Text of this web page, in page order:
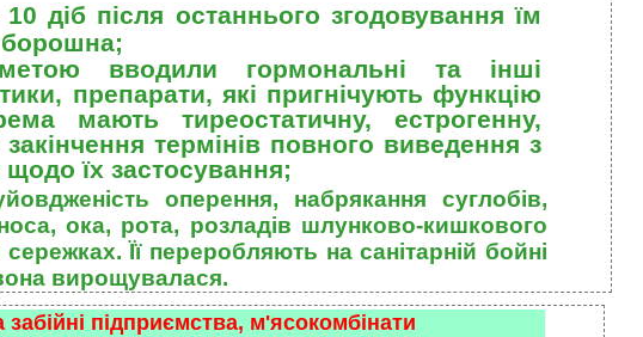
діб після останнього згодовування їм
борошна;
вводили гормональні та інші
препарати, які пригнічують функцію
мають тиреостатичну, естрогенну,
термінів повного виведення з
щодо їх застосування;
оперення, набрякання суглобів,
ока, рота, розладів шлунково-кишкового
Її переробляють на санітарній бойні
вирощувалася.
підприємства, м'ясокомбінати